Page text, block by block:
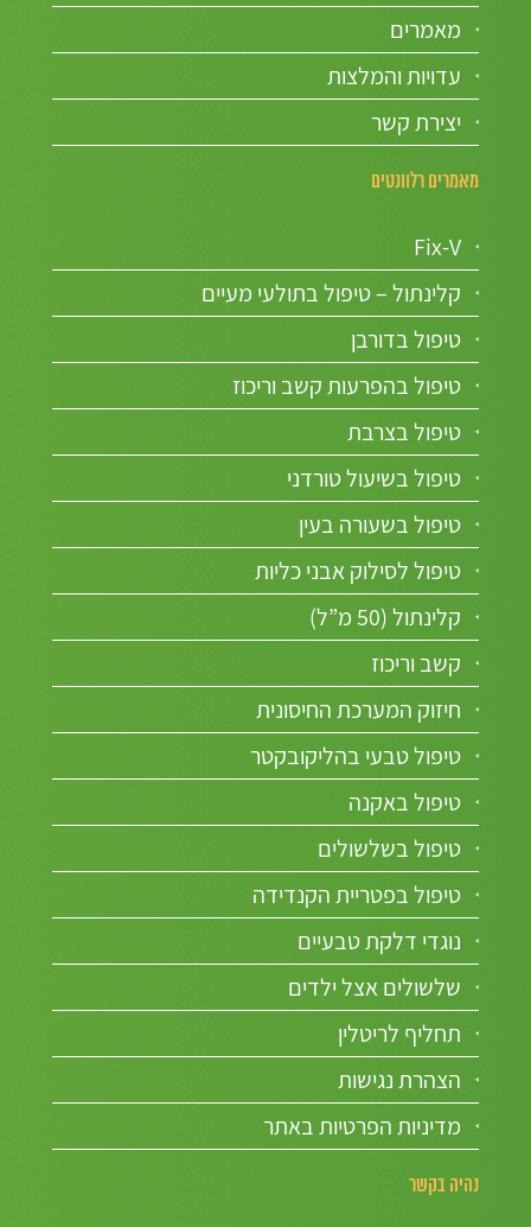
מאמרים
עדויות והמלצות
יצירת קשר
מאמרים רלוונטים
Fix-V
קלינתול – טיפול בתולעי מעיים
טיפול בדורבן
טיפול בהפרעות קשב וריכוז
טיפול בצרבת
טיפול בשיעול טורדני
טיפול בשעורה בעין
טיפול לסילוק אבני כליות
קלינתול (50 מ”ל)
קשב וריכוז
חיזוק המערכת החיסונית
טיפול טבעי בהליקובקטר
טיפול באקנה
טיפול בשלשולים
טיפול בפטריית הקנדידה
נוגדי דלקת טבעיים
שלשולים אצל ילדים
תחליף לריטלין
הצהרת נגישות
מדיניות הפרטיות באתר
נהיה בקשר